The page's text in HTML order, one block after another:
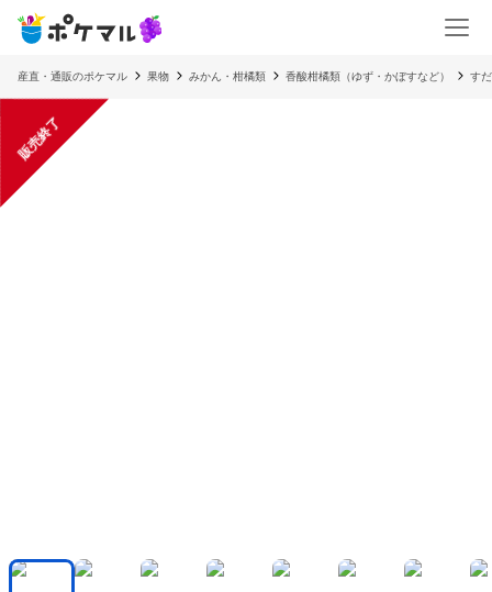
産直・通販のポケマル 果物 みかん・柑橘類 香酸柑橘類（ゆず・かぼすなど） す
販売終了